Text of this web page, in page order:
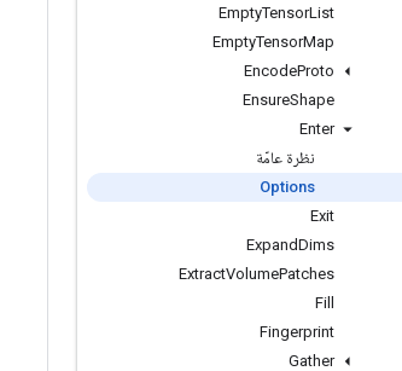
EmptyTensorList
EmptyTensorMap
EncodeProto
EnsureShape
Enter
نظرة عامّة
Options
Exit
ExpandDims
ExtractVolumePatches
Fill
Fingerprint
Gather